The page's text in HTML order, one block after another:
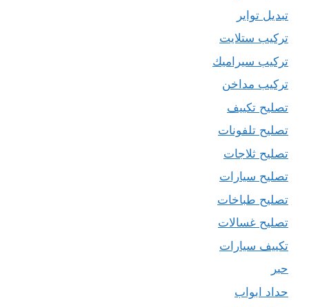
تبديل تواير
تركيب ستلايت
تركيب سيراميك
تركيب مداخن
تصليح تكييف
تصليح تلفونات
تصليح ثلاجات
تصليح سيارات
تصليح طباخات
تصليح غسالات
تكييف سيارات
حبر
حداد ابواب